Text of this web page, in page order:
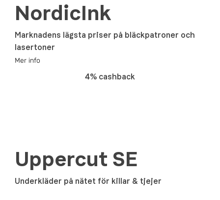
NordicInk
Marknadens lägsta priser på bläckpatroner och
lasertoner
Mer info
4% cashback
Uppercut SE
Underkläder på nätet för killar & tjejer